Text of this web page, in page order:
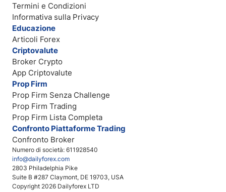
Numero di società: 611928540
info@dailyforex.com
2803 Philadelphia Pike
Suite B #287 Claymont, DE 19703, USA
Copyright 2026 Dailyforex LTD
Termini e Condizioni
Informativa sulla Privacy
Educazione
Articoli Forex
Criptovalute
Broker Crypto
App Criptovalute
Prop Firm
Prop Firm Senza Challenge
Prop Firm Trading
Prop Firm Lista Completa
Confronto Piattaforme Trading
Confronto Broker